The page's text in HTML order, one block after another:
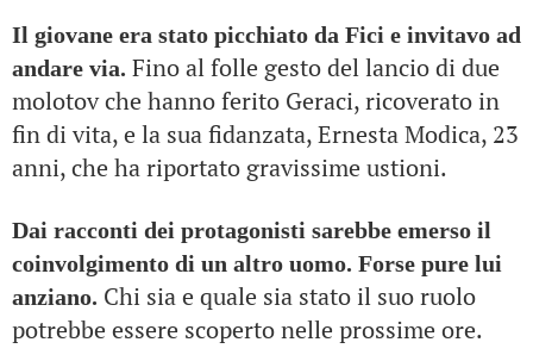
Il giovane era stato picchiato da Fici e invitavo ad
andare via. Fino al folle gesto del lancio di due
molotov che hanno ferito Geraci, ricoverato in
fin di vita, e la sua fidanzata, Ernesta Modica, 23
anni, che ha riportato gravissime ustioni.
Dai racconti dei protagonisti sarebbe emerso il
coinvolgimento di un altro uomo. Forse pure lui
anziano. Chi sia e quale sia stato il suo ruolo
potrebbe essere scoperto nelle prossime ore.